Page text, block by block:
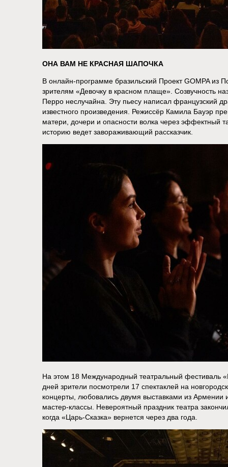
ОНА ВАМ НЕ КРАСНАЯ ШАПОЧКА
В онлайн-программе бразильский Проект GOMPA из
зрителям «Девочку в красном плаще». Созвучность
Перро неслучайна. Эту пьесу написал французский
известного произведения. Режиссёр Камила Бауэр
матери, дочери и опасности волка через эффектный
историю ведет завораживающий рассказчик.
На этом 18 Международный театральный фестиваль
дней зрители посмотрели 17 спектаклей на
концерты, любовались двумя выставками из Армении
мастер-классы. Невероятный праздник театра
когда «Царь-Сказка» вернется через два года.